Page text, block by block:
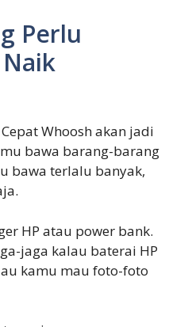
Perlu
Whoosh akan jadi
bawa barang-barang
bawa terlalu banyak,
HP atau power bank.
jaga kalau baterai HP
kamu mau foto-foto